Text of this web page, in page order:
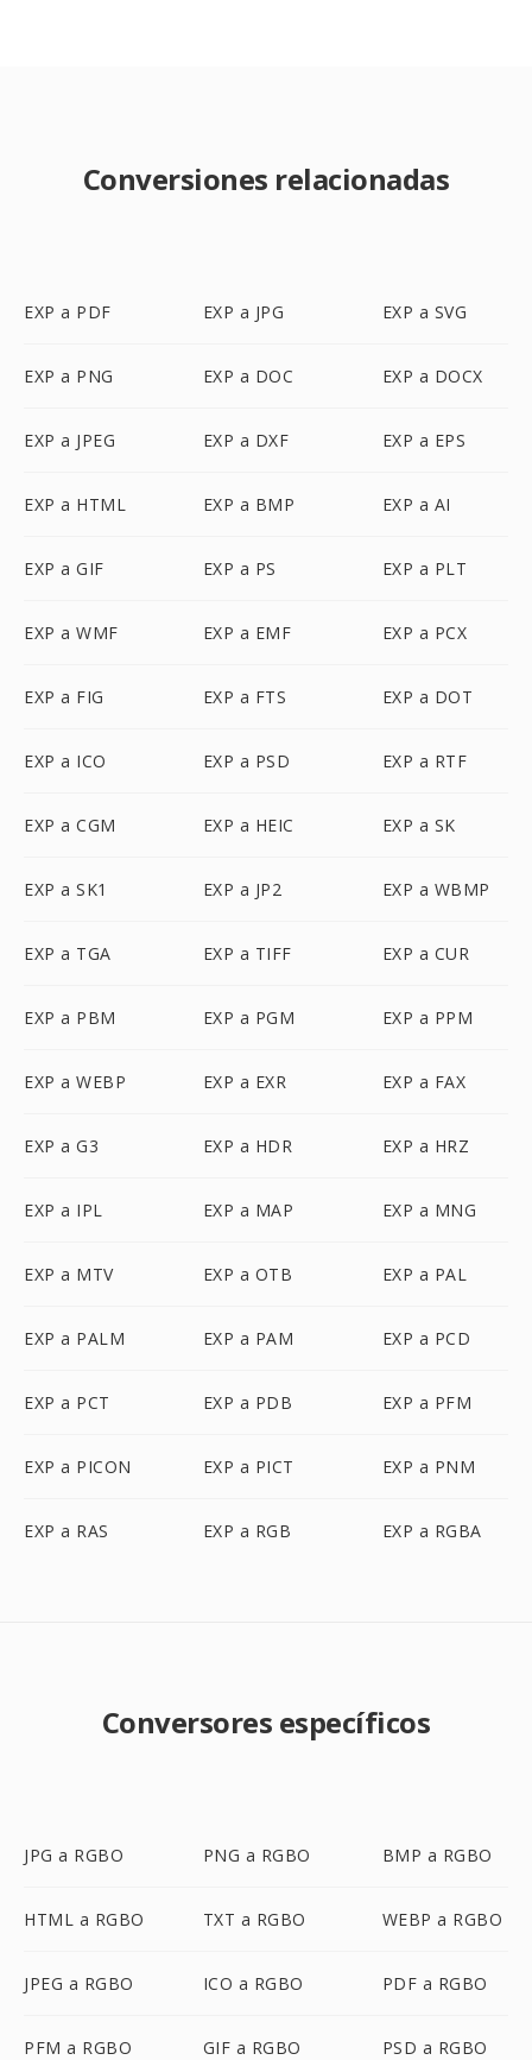
Conversiones relacionadas
EXP a PDF EXP a JPG EXP a SVG
EXP a PNG EXP a DOC EXP a DOCX
EXP a JPEG EXP a DXF EXP a EPS
EXP a HTML EXP a BMP EXP a AI
EXP a GIF EXP a PS EXP a PLT
EXP a WMF EXP a EMF EXP a PCX
EXP a FIG EXP a FTS EXP a DOT
EXP a ICO EXP a PSD EXP a RTF
EXP a CGM EXP a HEIC EXP a SK
EXP a SK1 EXP a JP2 EXP a WBMP
EXP a TGA EXP a TIFF EXP a CUR
EXP a PBM EXP a PGM EXP a PPM
EXP a WEBP EXP a EXR EXP a FAX
EXP a G3 EXP a HDR EXP a HRZ
EXP a IPL EXP a MAP EXP a MNG
EXP a MTV EXP a OTB EXP a PAL
EXP a PALM EXP a PAM EXP a PCD
EXP a PCT EXP a PDB EXP a PFM
EXP a PICON EXP a PICT EXP a PNM
EXP a RAS EXP a RGB EXP a RGBA
Conversores específicos
JPG a RGBO PNG a RGBO BMP a RGBO
HTML a RGBO TXT a RGBO WEBP a RGBO
JPEG a RGBO ICO a RGBO PDF a RGBO
PFM a RGBO GIF a RGBO PSD a RGBO